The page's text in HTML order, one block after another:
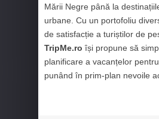
Mării Negre până la
urbane. Cu un portofoliu
de satisfacție a turiștilor de
TripMe.ro își propune să
planificare a vacanțelor
punând în prim-plan nevoile